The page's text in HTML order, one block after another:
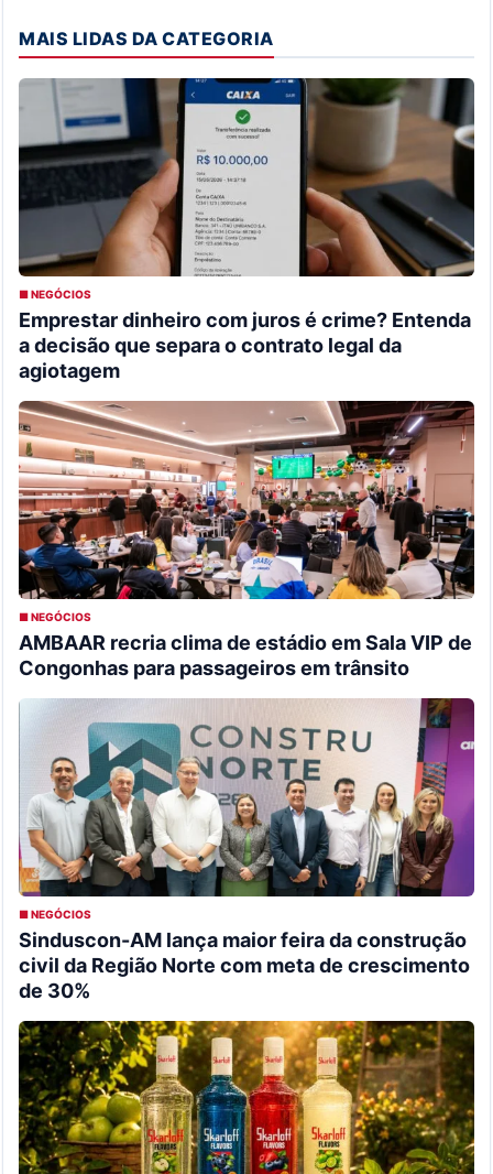
MAIS LIDAS DA CATEGORIA
■ NEGÓCIOS
Emprestar dinheiro com juros é crime? Entenda
a decisão que separa o contrato legal da
agiotagem
■ NEGÓCIOS
AMBAAR recria clima de estádio em Sala VIP de
Congonhas para passageiros em trânsito
■ NEGÓCIOS
Sinduscon-AM lança maior feira da construção
civil da Região Norte com meta de crescimento
de 30%